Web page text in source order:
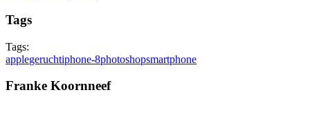
Tags
Tags:
applegeruchtiphone-8photoshopsmartphone
Franke Koornneef